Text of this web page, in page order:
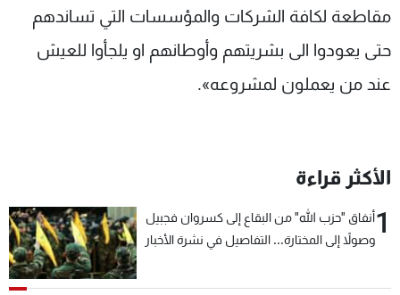
مقاطعة لكافة الشركات والمؤسسات التي تساندهم
حتى يعودوا الى بشريتهم وأوطانهم او يلجأوا للعيش
عند من يعملون لمشروعه».
الأكثر قراءة
1أنفاق "حزب الله" من البقاع إلى كسروان فجبيل
وصولاً إلى المختارة... التفاصيل في نشرة الأخبار